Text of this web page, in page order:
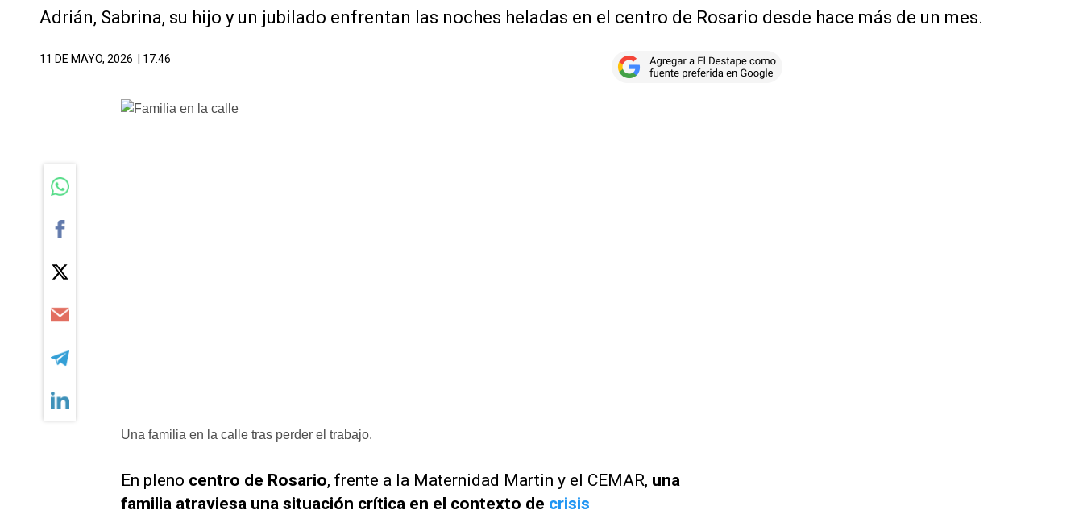
Adrián, Sabrina, su hijo y un jubilado enfrentan las noches heladas en el centro de Rosario desde hace más de un mes.
11 DE MAYO, 2026 | 17.46
Una familia en la calle tras perder el trabajo.
En pleno centro de Rosario, frente a la Maternidad Martin y el CEMAR, una
familia atraviesa una situación crítica en el contexto de crisis